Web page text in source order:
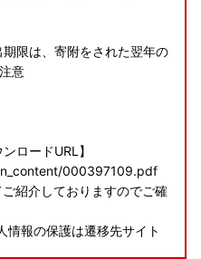
限は、寄附をされた翌年の
意
ロードURL】
000397109.pdf
紹介しておりますのでご確
情報の保護は遷移先サイト